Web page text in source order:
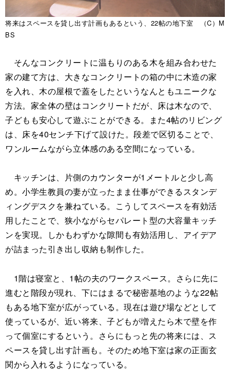
将来はスペースを貸し出す計画もあるという、22帖の地下室 （C）M
BS
そんなコンクリートに温もりのある木を組み合わせた
家の建て方は、大きなコンクリートの箱の中に木造の家
を入れ、木の屋根で蓋をしたというなんともユニークな
方法。家全体の壁はコンクリートだが、床は木なので、
子どもも安心して遊ぶことができる。また4帖のリビング
は、床を40センチ下げて設けた。段差で区切ることで、
ワンルームながら立体感のある空間になっている。
キッチンは、片側のカウンターが1メートルと少し高
め。小学生教員の妻が立ったまま仕事ができるスタンデ
ィングデスクを兼ねている。こうしてスペースを有効活
用したことで、狭小ながらセパレート型の大容量キッチ
ンを実現。しかもわずかな隙間も有効活用し、アイデア
が詰まった引き出し収納も制作した。
1階は寝室と、1帖の夫のワークスペース。さらに先に
進むと階段が現れ、下にはまるで秘密基地のような22帖
もある地下室が広がっている。現在は遊び場などとして
使っているが、近い将来、子どもが増えたら木で壁を作
って個室にするという。さらにもっと先の将来には、ス
ペースを貸し出す計画も。そのため地下室は家の正面玄
関から入れるようになっている。